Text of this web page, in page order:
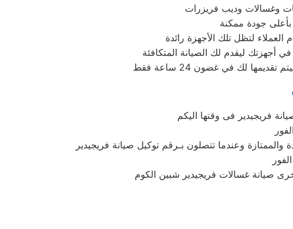
لتظل تلك الأجهزة رائدة
فريجيدير فى وقتها اليكم
وعندما تتصلون بـرقم توكيل صيانة فريجيدير
صيانة غسالات فريجيدير شبين الكوم